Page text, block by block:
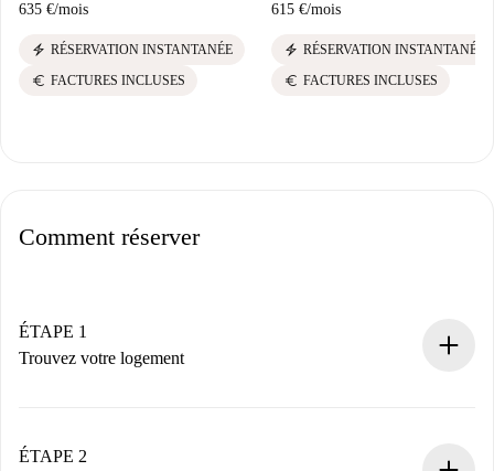
635 €/mois
electric_bolt RÉSERVATION INSTANTANÉE
euro FACTURES INCLUSES
615 €/mois
electric_bolt RÉSERVATION INSTANTANÉE
euro FACTURES INCLUSES
Comment réserver
ÉTAPE 1
Trouvez votre logement
Vous disposez à l’avance de toutes les informations
ÉTAPE 2